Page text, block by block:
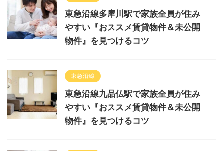
東急沿線多摩川駅で家族全員が住み
やすい『おススメ賃貸物件＆未公開
物件』を見つけるコツ
東急沿線
東急沿線九品仏駅で家族全員が住み
やすい『おススメ賃貸物件＆未公開
物件』を見つけるコツ